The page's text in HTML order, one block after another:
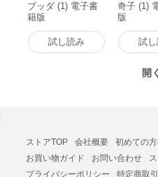
ブッダ (1) 電子書
籍版
試し読み
奇子 (1)
版
試
ストアTOP 会社概要 初めての
お買い物ガイド
お問い合わせ
プライバシーポリシー
特定商取